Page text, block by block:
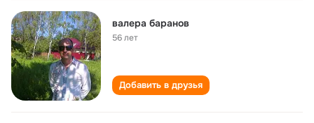
валера баранов
56 лет
Добавить в друзья